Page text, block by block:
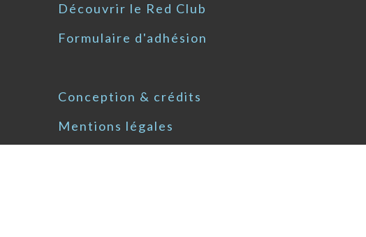
Découvrir le Red Club
Formulaire d'adhésion
Conception & crédits
Mentions légales